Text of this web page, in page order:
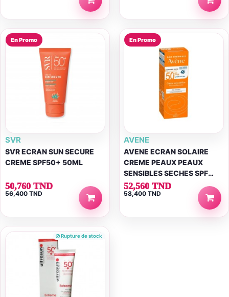
En Promo
SVR
SVR ECRAN SUN SECURE
CREME SPF50+ 50ML
50,760 TND
56,400 TND
En Promo
AVENE
AVENE ECRAN SOLAIRE
CREME PEAUX PEAUX
SENSIBLES SECHES SPF
50+ 50ML SPF50+ 50ML
52,560 TND
58,400 TND
Rupture de stock